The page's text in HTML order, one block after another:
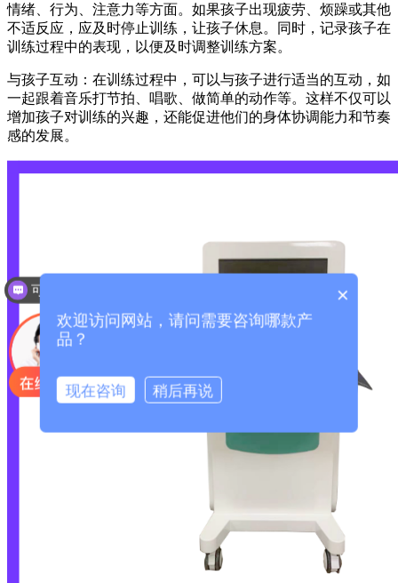
情绪、行为、注意力等方面。如果孩子出现疲劳、烦躁或其他
不适反应，应及时停止训练，让孩子休息。同时，记录孩子在
训练过程中的表现，以便及时调整训练方案。
与孩子互动：在训练过程中，可以与孩子进行适当的互动，如
一起跟着音乐打节拍、唱歌、做简单的动作等。这样不仅可以
增加孩子对训练的兴趣，还能促进他们的身体协调能力和节奏
感的发展。
×
欢迎访问网站，请问需要咨询哪款产
品？
现在咨询 稍后再说